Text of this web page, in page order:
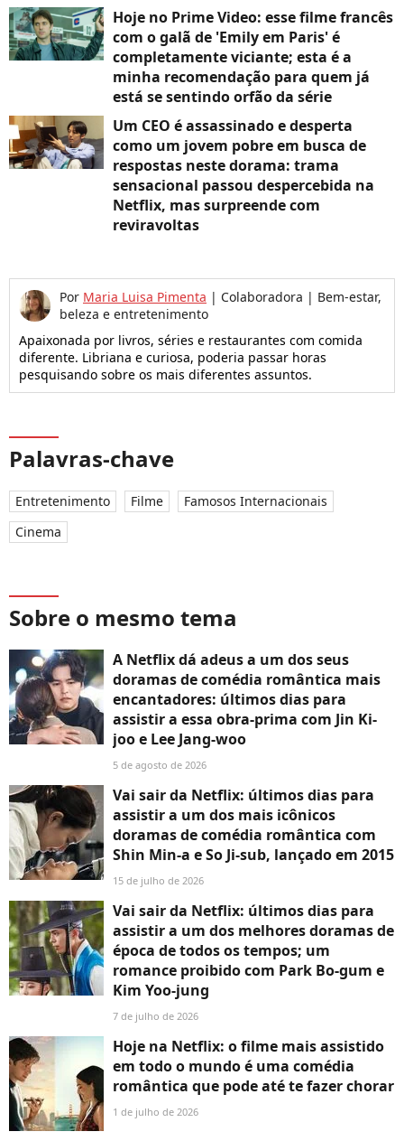
Hoje no Prime Video: esse filme francês
com o galã de 'Emily em Paris' é
completamente viciante; esta é a
minha recomendação para quem já
está se sentindo orfão da série
Um CEO é assassinado e desperta
como um jovem pobre em busca de
respostas neste dorama: trama
sensacional passou despercebida na
Netflix, mas surpreende com
reviravoltas
Por Maria Luisa Pimenta | Colaboradora | Bem-estar,
beleza e entretenimento
Apaixonada por livros, séries e restaurantes com comida
diferente. Libriana e curiosa, poderia passar horas
pesquisando sobre os mais diferentes assuntos.
Palavras-chave
Entretenimento Filme
Famosos Internacionais
Cinema
Sobre o mesmo tema
A Netflix dá adeus a um dos seus
doramas de comédia romântica mais
encantadores: últimos dias para
assistir a essa obra-prima com Jin Ki-
joo e Lee Jang-woo
5 de agosto de 2026
Vai sair da Netflix: últimos dias para
assistir a um dos mais icônicos
doramas de comédia romântica com
Shin Min-a e So Ji-sub, lançado em 2015
15 de julho de 2026
Vai sair da Netflix: últimos dias para
assistir a um dos melhores doramas de
época de todos os tempos; um
romance proibido com Park Bo-gum e
Kim Yoo-jung
7 de julho de 2026
Hoje na Netflix: o filme mais assistido
em todo o mundo é uma comédia
romântica que pode até te fazer chorar
1 de julho de 2026